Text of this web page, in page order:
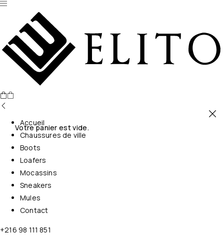
Votre panier est vide.
Accueil
Chaussures de ville
Boots
Loafers
Mocassins
Sneakers
Mules
Contact
+216 98 111 851